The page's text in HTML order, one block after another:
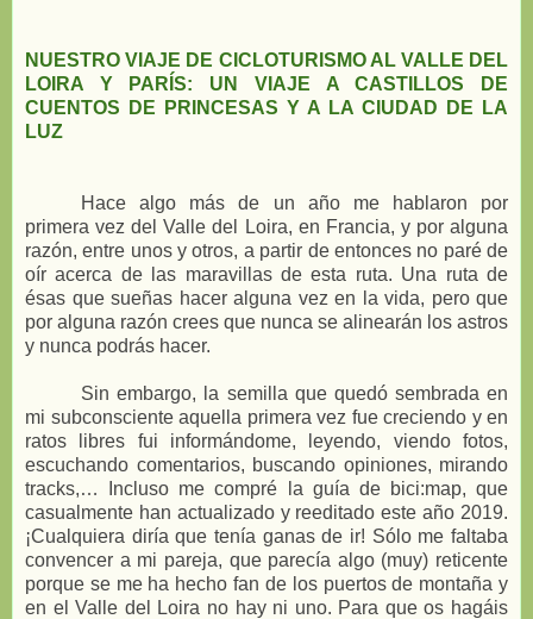
NUESTRO VIAJE DE CICLOTURISMO AL VALLE DEL
LOIRA Y PARÍS: UN VIAJE A CASTILLOS DE
CUENTOS DE PRINCESAS Y A LA CIUDAD DE LA
LUZ
Hace algo más de un año me hablaron por
primera vez del Valle del Loira, en Francia, y por alguna
razón, entre unos y otros, a partir de entonces no paré de
oír acerca de las maravillas de esta ruta. Una ruta de
ésas que sueñas hacer alguna vez en la vida, pero que
por alguna razón crees que nunca se alinearán los astros
y nunca podrás hacer.
Sin embargo, la semilla que quedó sembrada en
mi subconsciente aquella primera vez fue creciendo y en
ratos libres fui informándome, leyendo, viendo fotos,
escuchando comentarios, buscando opiniones, mirando
tracks,… Incluso me compré la guía de bici:map, que
casualmente han actualizado y reeditado este año 2019.
¡Cualquiera diría que tenía ganas de ir! Sólo me faltaba
convencer a mi pareja, que parecía algo (muy) reticente
porque se me ha hecho fan de los puertos de montaña y
en el Valle del Loira no hay ni uno. Para que os hagáis